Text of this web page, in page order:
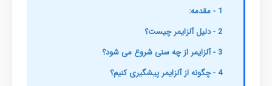
1 - مقدمه:
2 - دلیل آلزایمر چیست؟
3 - آلزایمر از چه سنی شروع می شود؟
4 - چگونه از آلزایمر پیشگیری کنیم؟